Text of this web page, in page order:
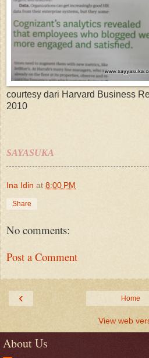
courtesy dari Harvard Business
2010
SAYASUKA
Ina Idin at 8:00 PM
Share
No comments:
Post a Comment
‹ Home
View web
About Us